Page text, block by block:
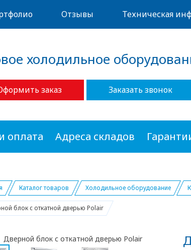
Отзывы Техническая
холодильное
заказ Заказать звонок
оплата Адреса складов
Каталог товаров Холодильное оборудование
блок с откатной дверью Polair